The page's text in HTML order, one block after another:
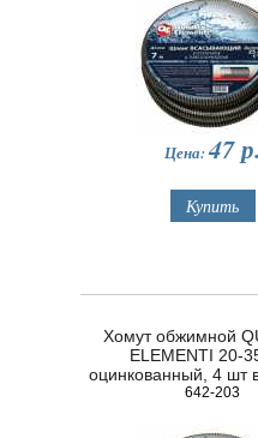
Цена:47
Хомут обжимной
ELEMENTI 20-
оцинкованный, 4 шт
642-203